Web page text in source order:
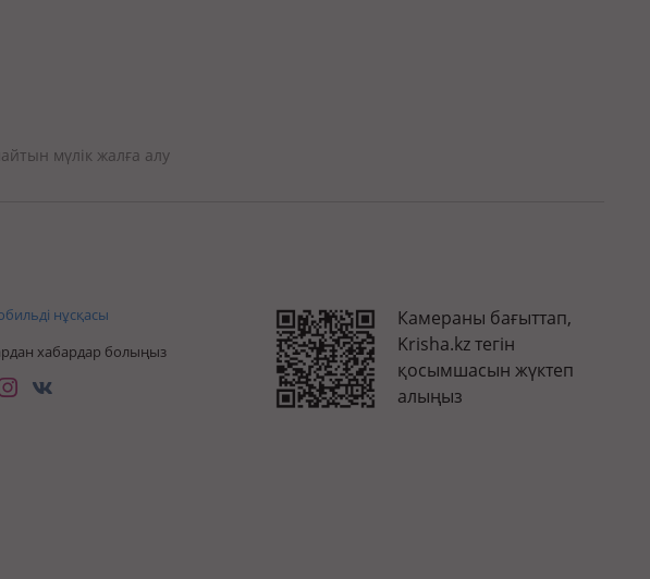
мүлік жалға алу
нұсқасы
хабардар болыңыз
Камераны бағыттап,
Krisha.kz тегін
қосымшасын жүктеп
алыңыз